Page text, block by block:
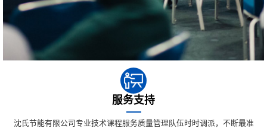
服务支持
沈氏节能有限公司专业技术课程服务质量管理队伍时时调派，不断最准